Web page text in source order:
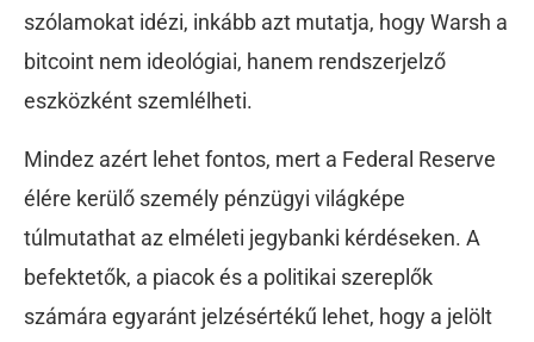
szólamokat idézi, inkább azt mutatja, hogy Warsh a
bitcoint nem ideológiai, hanem rendszerjelző
eszközként szemlélheti.
Mindez azért lehet fontos, mert a Federal Reserve
élére kerülő személy pénzügyi világképe
túlmutathat az elméleti jegybanki kérdéseken. A
befektetők, a piacok és a politikai szereplők
számára egyaránt jelzésértékű lehet, hogy a jelölt